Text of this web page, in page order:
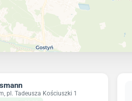
pl. Tadeusza Kościuszki 1